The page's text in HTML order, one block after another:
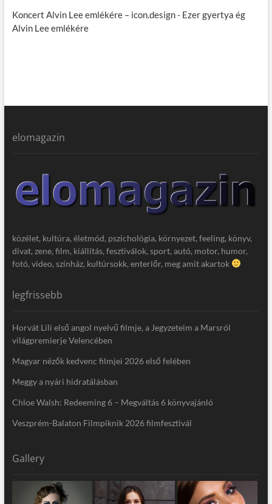
Koncert Alvin Lee emlékére – icon.design- Ezer gyertya ég
Alvin Lee emlékére
elomagazin
közélet, kultúra, életmód, pszichológia, környezet, feeling, könyv,
divat, zene, film, kiállítás, fesztiválok, sport, autó, motor, humor,
fotó, video, színház, kultúrsokk, enteriőr, meg amit akartok
legfrissebb
Horvát Lili első angol nyelvű filmje, a Jegyzeteim a Marsról
világpremierje Velencében
Magyar nézők kedvenc filmjei 2026 első felében
Meggy a nyári hidratálásban
Chloe Walsh: Redeeming 6 – Megváltás 6 könyvajánló
Veszprém-Balaton Filmpiknik 2026 filmfesztivál
Gallery